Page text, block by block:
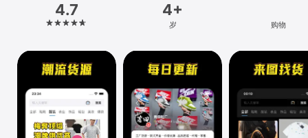
Vision
Watch
4.7 4+
岁 购物